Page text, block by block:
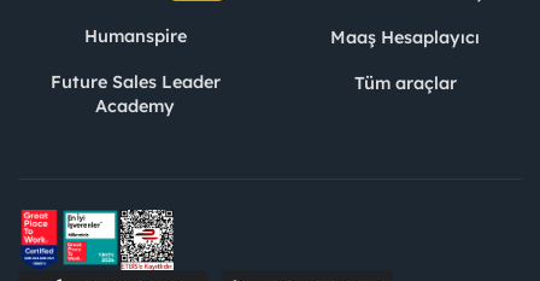
Humanspire
Future Sales Leader
Academy
Maaş Hesaplayıcı
Tüm araçlar